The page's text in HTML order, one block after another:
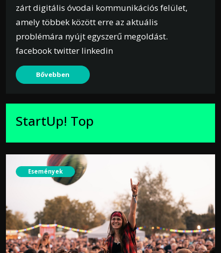
zárt digitális óvodai kommunikációs felület,
amely többek között erre az aktuális
problémára nyújt egyszerű megoldást.
facebook twitter linkedin
Bővebben
StartUp! Top
Események